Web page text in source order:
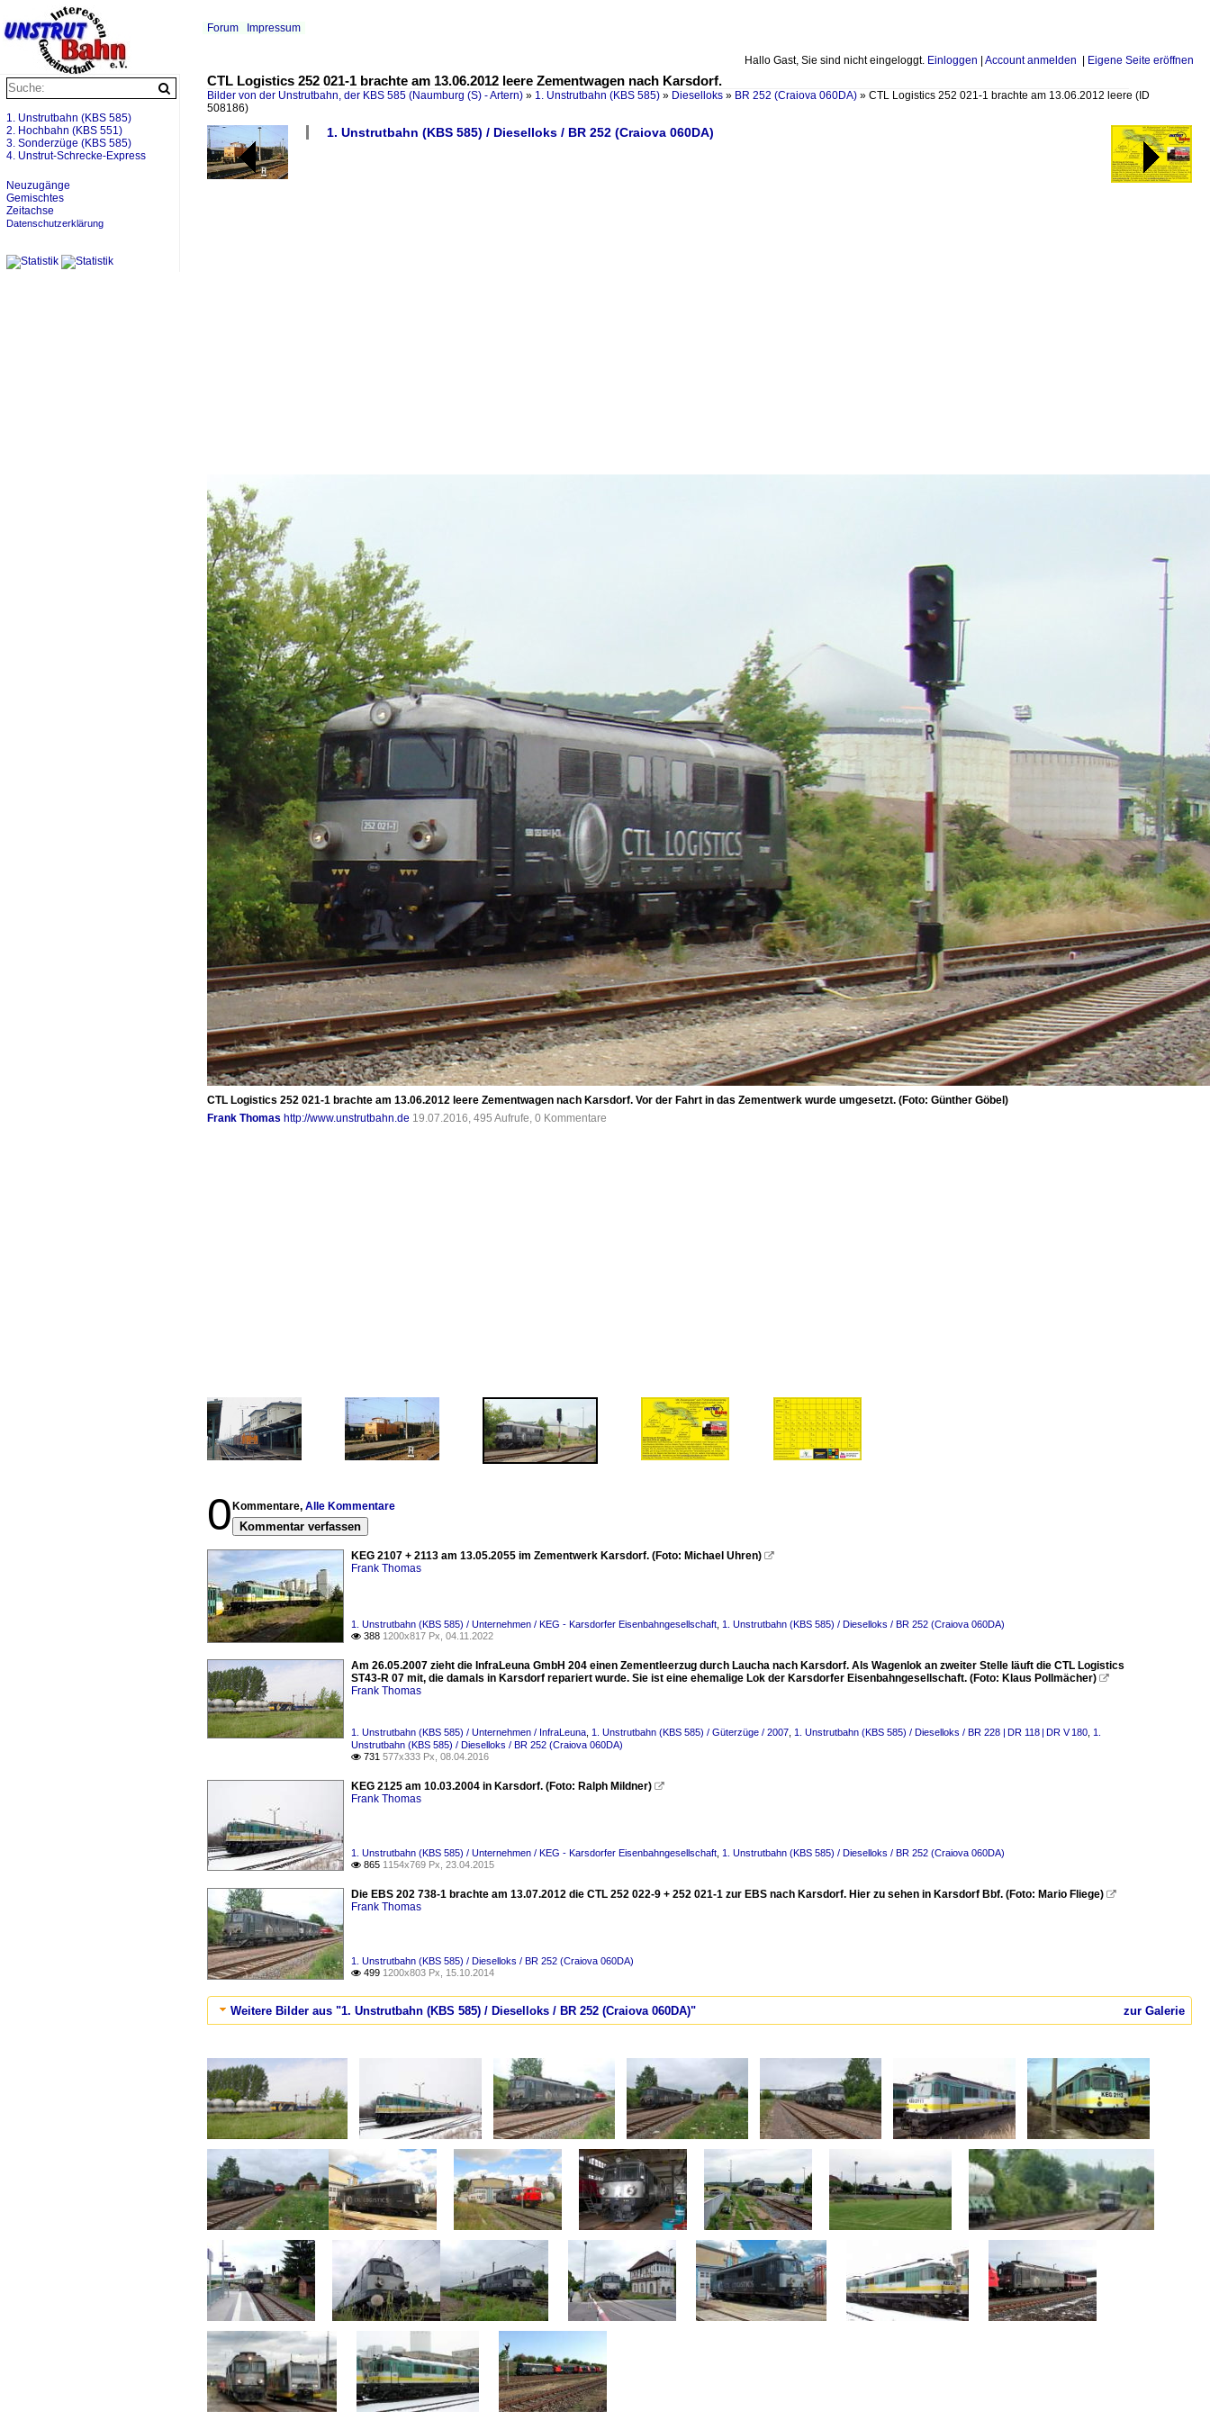
Hallo Gast, Sie sind nicht eingeloggt. Einloggen Account anmelden Eigene Seite eröffnen
Forum Impressum
CTL Logistics 252 021-1 brachte am 13.06.2012 leere Zementwagen nach Karsdorf.
Bilder von der Unstrutbahn, der KBS 585 (Naumburg (S) - Artern) » 1. Unstrutbahn (KBS 585) » Dieselloks » BR 252 (Craiova 060DA) » CTL Logistics 252 021-1 brachte am 13.06.2012 leere (ID
508186)
1. Unstrutbahn (KBS 585) / Dieselloks / BR 252 (Craiova 060DA)
CTL Logistics 252 021-1 brachte am 13.06.2012 leere Zementwagen nach Karsdorf. Vor der Fahrt in das Zementwerk wurde umgesetzt. (Foto: Günther Göbel)
Frank Thomas http://www.unstrutbahn.de 19.07.2016, 495 Aufrufe, 0 Kommentare
0 Kommentare, Alle Kommentare
Kommentar verfassen
KEG 2107 + 2113 am 13.05.2055 im Zementwerk Karsdorf. (Foto: Michael Uhren) 
Frank Thomas
1. Unstrutbahn (KBS 585) / Unternehmen / KEG - Karsdorfer Eisenbahngesellschaft 1. Unstrutbahn (KBS 585) / Dieselloks / BR 252 (Craiova 060DA)
 388 1200x817 Px, 04.11.2022
Am 26.05.2007 zieht die InfraLeuna GmbH 204 einen Zementleerzug durch Laucha nach Karsdorf. Als Wagenlok an zweiter Stelle läuft die CTL Logistics
ST43-R 07 mit, die damals in Karsdorf repariert wurde. Sie ist eine ehemalige Lok der Karsdorfer Eisenbahngesellschaft. (Foto: Klaus Pollmächer) 
Frank Thomas
1. Unstrutbahn (KBS 585) / Unternehmen / InfraLeuna 1. Unstrutbahn (KBS 585) / Güterzüge / 2007 1. Unstrutbahn (KBS 585) / Dieselloks / BR 228 | DR 118 | DR V 180 1.
Unstrutbahn (KBS 585) / Dieselloks / BR 252 (Craiova 060DA)
 731 577x333 Px, 08.04.2016
KEG 2125 am 10.03.2004 in Karsdorf. (Foto: Ralph Mildner) 
Frank Thomas
1. Unstrutbahn (KBS 585) / Unternehmen / KEG - Karsdorfer Eisenbahngesellschaft 1. Unstrutbahn (KBS 585) / Dieselloks / BR 252 (Craiova 060DA)
 865 1154x769 Px, 23.04.2015
Die EBS 202 738-1 brachte am 13.07.2012 die CTL 252 022-9 + 252 021-1 zur EBS nach Karsdorf. Hier zu sehen in Karsdorf Bbf. (Foto: Mario Fliege) 
Frank Thomas
1. Unstrutbahn (KBS 585) / Dieselloks / BR 252 (Craiova 060DA)
 499 1200x803 Px, 15.10.2014
zur Galerie
Weitere Bilder aus "1. Unstrutbahn (KBS 585) / Dieselloks / BR 252 (Craiova 060DA)"
1. Unstrutbahn (KBS 585)
2. Hochbahn (KBS 551)
3. Sonderzüge (KBS 585)
4. Unstrut-Schrecke-Express
Neuzugänge
Gemischtes
Zeitachse
Datenschutzerklärung